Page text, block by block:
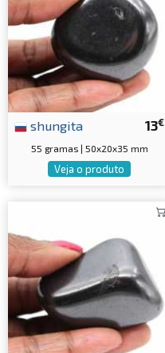
13€
shungita
55 gramas | 50x20x35 mm
Veja o produto